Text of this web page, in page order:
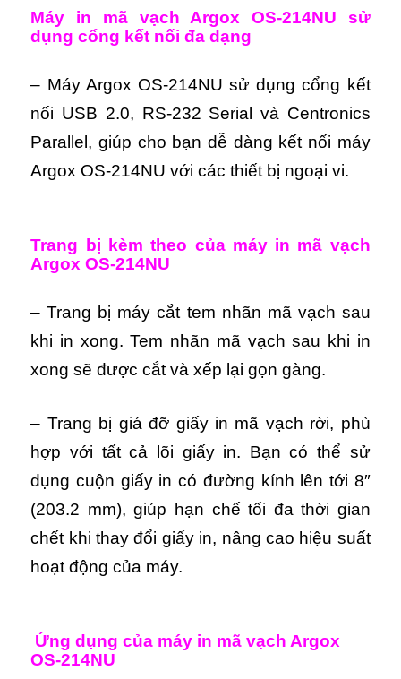
Máy in mã vạch Argox OS-214NU sử
dụng cổng kết nối đa dạng
– Máy Argox OS-214NU sử dụng cổng kết
nối USB 2.0, RS-232 Serial và Centronics
Parallel, giúp cho bạn dễ dàng kết nối máy
Argox OS-214NU với các thiết bị ngoại vi.
Trang bị kèm theo của máy in mã vạch
Argox OS-214NU
– Trang bị máy cắt tem nhãn mã vạch sau
khi in xong. Tem nhãn mã vạch sau khi in
xong sẽ được cắt và xếp lại gọn gàng.
– Trang bị giá đỡ giấy in mã vạch rời, phù
hợp với tất cả lõi giấy in. Bạn có thể sử
dụng cuộn giấy in có đường kính lên tới 8″
(203.2 mm), giúp hạn chế tối đa thời gian
chết khi thay đổi giấy in, nâng cao hiệu suất
hoạt động của máy.
Ứng dụng của máy in mã vạch Argox
OS-214NU